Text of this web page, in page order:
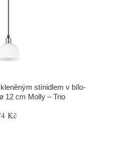
stínidlem v bílo-
12 cm Molly – Trio
Kč